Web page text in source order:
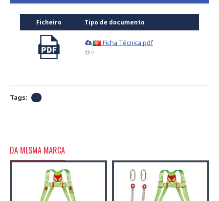
Ficheiro Tipo de documento
Ficha Técnica.pdf
0
Tags: -
DA MESMA MARCA